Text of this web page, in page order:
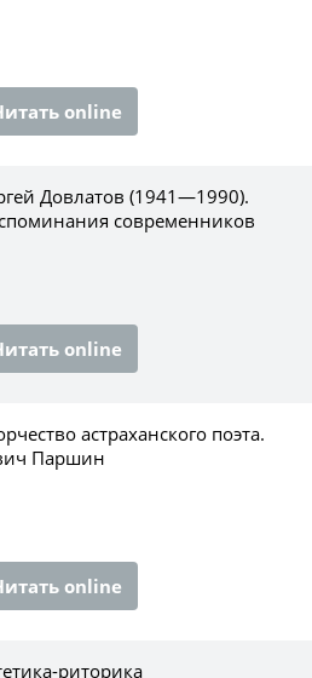
online
Довлатов (1941—1990).
современников
online
астраханского поэта.
Паршин
online
риторика